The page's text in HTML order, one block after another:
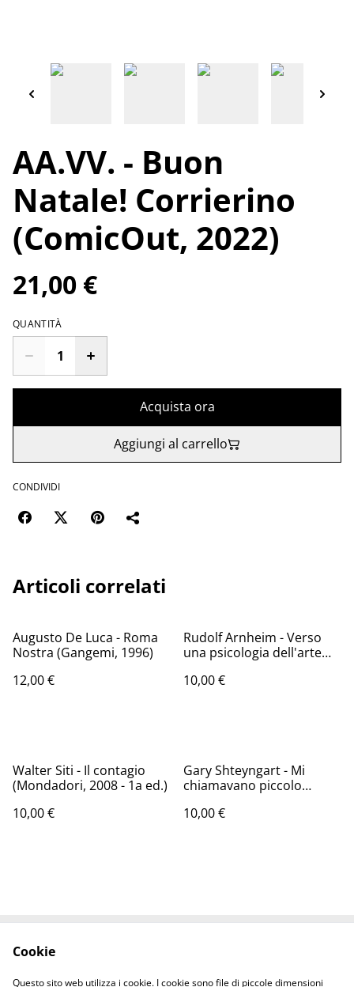
AA.VV. - Buon
Natale! Corrierino
(ComicOut, 2022)
21,00 €
QUANTITÀ
Acquista ora
Aggiungi al carrello
CONDIVIDI
Articoli correlati
Augusto De Luca - Roma
Nostra (Gangemi, 1996)
12,00 €
Rudolf Arnheim - Verso
una psicologia dell'arte
10,00 €
Walter Siti - Il contagio
(Mondadori, 2008 - 1a ed.)
10,00 €
Gary Shteyngart - Mi
chiamavano piccolo
10,00 €
Informativa sulla
Politica sui Cookie
Cookie
Questo sito web utilizza i cookie. I cookie sono file di piccole dimensioni